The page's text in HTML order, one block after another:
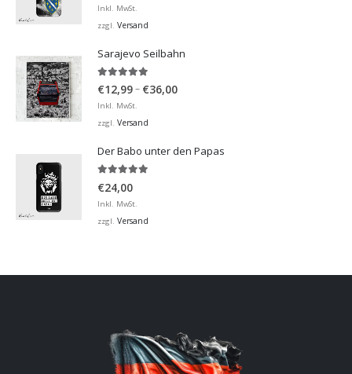
Inkl. MwSt.
zzgl. Versand
Sarajevo Seilbahn
5.00von 5
€12,99– €36,00Preisspanne:
Inkl. MwSt.
zzgl. Versand
Der Babo unter den Papas
€24,00
Inkl. MwSt.
zzgl. Versand